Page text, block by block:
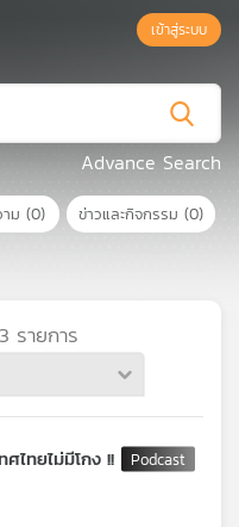
เข้าสู่ระบบ
Advance Search
ม (0) ข่าวและกิจกรรม (0)
3 รายการ
ศไทยไม่มีโกง !!